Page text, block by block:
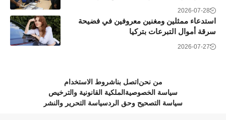
2026-07-28
استدعاء ممثلين ومغنين معروفين في فضيحة
سرقة أموال التبرعات بتركيا
2026-07-27
من نحن اتصل بناشروط الاستخدام
سياسة الخصوصية الملكية القانونية والترخيص
سياسة التصحيح وحق الردسياسة التحرير والنشر